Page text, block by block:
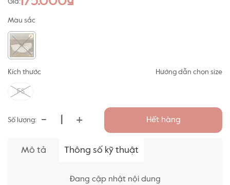
Giá:
Màu sắc
Kích thước Hướng dẫn chọn size
FS
Số lượng: - + Hết hàng
Mô tả Thông số kỹ thuật
Đang cập nhật nội dung